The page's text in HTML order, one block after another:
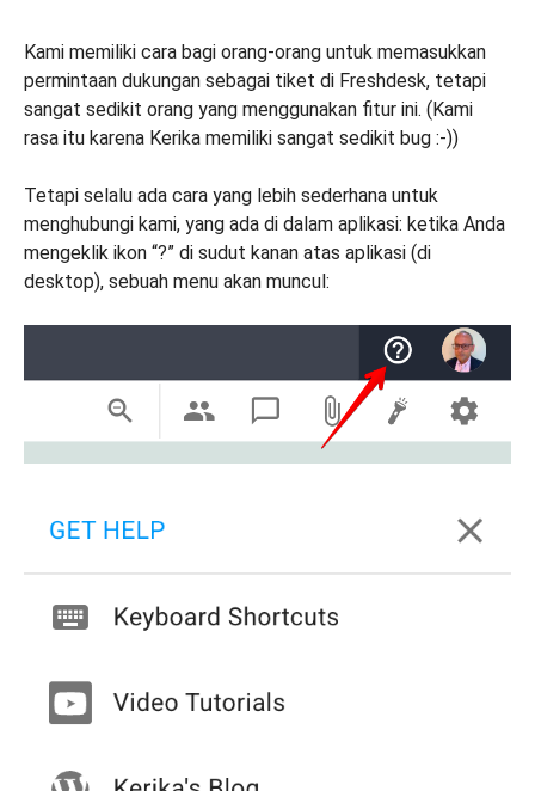
Kami memiliki cara bagi orang-orang untuk memasukkan
permintaan dukungan sebagai tiket di Freshdesk, tetapi
sangat sedikit orang yang menggunakan fitur ini. (Kami
rasa itu karena Kerika memiliki sangat sedikit bug :-))
Tetapi selalu ada cara yang lebih sederhana untuk
menghubungi kami, yang ada di dalam aplikasi: ketika Anda
mengeklik ikon “?” di sudut kanan atas aplikasi (di
desktop), sebuah menu akan muncul: